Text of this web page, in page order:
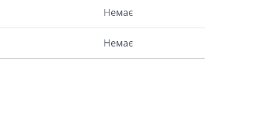
Немає
Немає